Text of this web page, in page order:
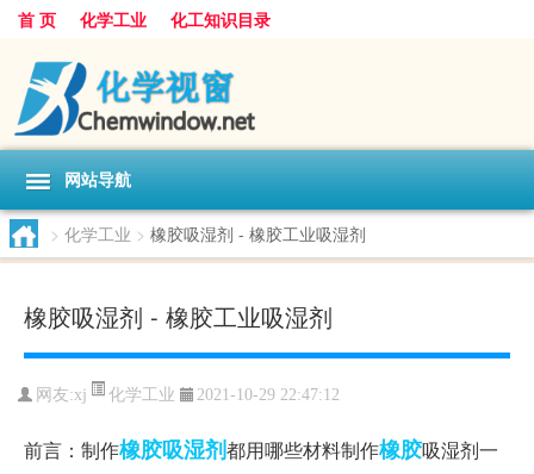
首 页 化学工业 化工知识目录
网站导航
> 化学工业 > 橡胶吸湿剂 - 橡胶工业吸湿剂
橡胶吸湿剂 - 橡胶工业吸湿剂
网友:xj 化学工业 2021-10-29 22:47:12
前言：制作橡胶吸湿剂都用哪些材料制作橡胶吸湿剂一